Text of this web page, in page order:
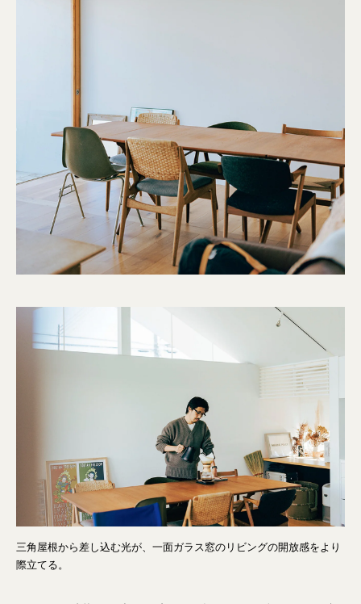
三角屋根から差し込む光が、一面ガラス窓のリビングの開放感をより
際立てる。